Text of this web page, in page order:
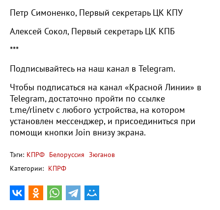
Петр Симоненко, Первый секретарь ЦК КПУ
Алексей Сокол, Первый секретарь ЦК КПБ
***
Подписывайтесь на наш канал в Telegram.
Чтобы подписаться на канал «Красной Линии» в
Telegram, достаточно пройти по ссылке
t.me/rlinetv с любого устройства, на котором
установлен мессенджер, и присоединиться при
помощи кнопки Join внизу экрана.
Тэги: КПРФ Белоруссия Зюганов
Категории: КПРФ